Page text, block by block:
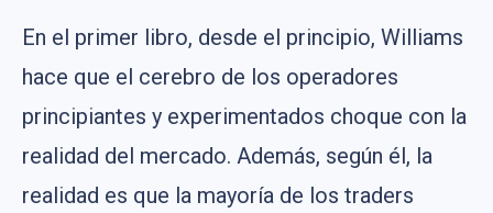
En el primer libro, desde el principio, Williams
hace que el cerebro de los operadores
principiantes y experimentados choque con la
realidad del mercado. Además, según él, la
realidad es que la mayoría de los traders